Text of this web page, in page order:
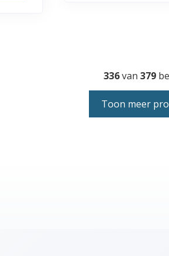
336van 379
Toon meer